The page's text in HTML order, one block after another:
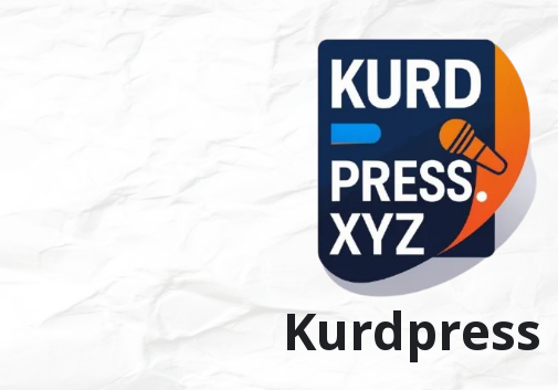
content
Kurdpress